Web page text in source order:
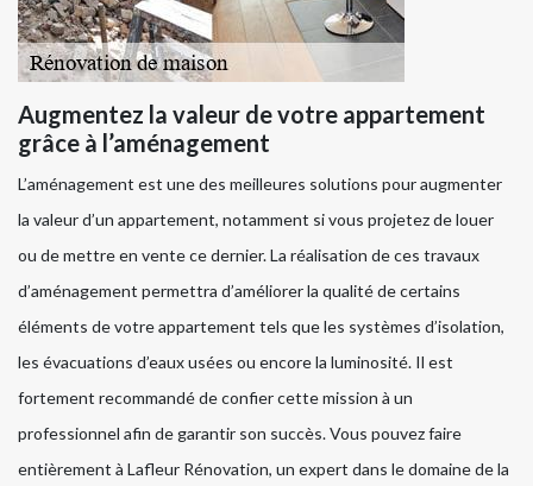
Augmentez la valeur de votre appartement
grâce à l’aménagement
L’aménagement est une des meilleures solutions pour augmenter
la valeur d’un appartement, notamment si vous projetez de louer
ou de mettre en vente ce dernier. La réalisation de ces travaux
d’aménagement permettra d’améliorer la qualité de certains
éléments de votre appartement tels que les systèmes d’isolation,
les évacuations d’eaux usées ou encore la luminosité. Il est
fortement recommandé de confier cette mission à un
professionnel afin de garantir son succès. Vous pouvez faire
entièrement à Lafleur Rénovation, un expert dans le domaine de la